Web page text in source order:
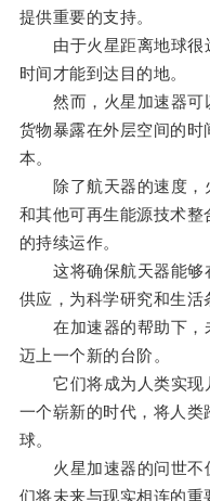
提供重要的支持。
由于火星距离地球很
时间才能到达目的地。
然而，火星加速器可
货物暴露在外层空间的
本。
除了航天器的速度，
和其他可再生能源技术
的持续运作。
这将确保航天器能够
供应，为科学研究和生活
在加速器的帮助下，
迈上一个新的台阶。
它们将成为人类实现
一个崭新的时代，将人
球。
火星加速器的问世不
们将未来与现实相连的重